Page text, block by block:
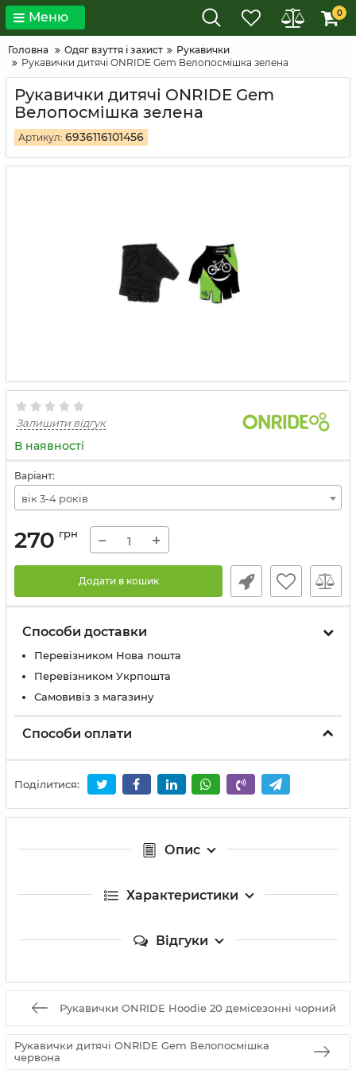
Меню 0
Головна Одяг взуття і захист
Рукавички
Рукавички дитячі ONRIDE Gem Велопосмішка зелена
Рукавички дитячі ONRIDE Gem
Велопосмішка зелена
Артикул: 6936116101456
Залишити відгук
В наявності
Варіант:
вік 3-4 років
270 грн − +
Додати в кошик
Способи доставки
Перевізником Нова пошта
Перевізником Укрпошта
Самовивіз з магазину
Способи оплати
Поділитися:
Опис
Характеристики
Відгуки
Рукавички ONRIDE Hoodie 20 демісезонні чорний
Рукавички дитячі ONRIDE Gem Велопосмішка
червона